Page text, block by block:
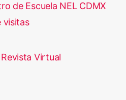
de Escuela NEL CDMX
visitas
Revista Virtual